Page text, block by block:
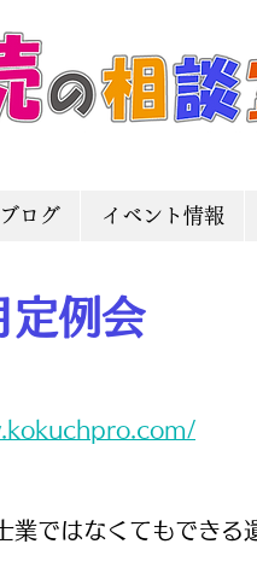
ブログ イベント情報
定例会
業ではなくてもできる